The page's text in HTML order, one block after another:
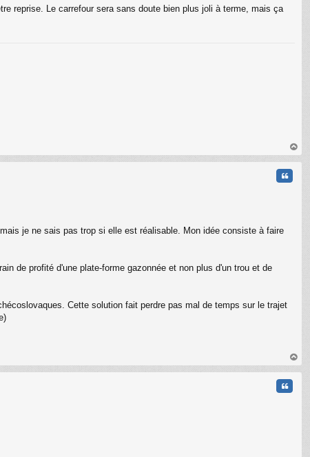
reprise. Le carrefour sera sans doute bien plus joli à terme, mais ça
au
je ne sais pas trop si elle est réalisable. Mon idée consiste à faire
de profité d'une plate-forme gazonnée et non plus d'un trou et de
Cette solution fait perdre pas mal de temps sur le trajet
au